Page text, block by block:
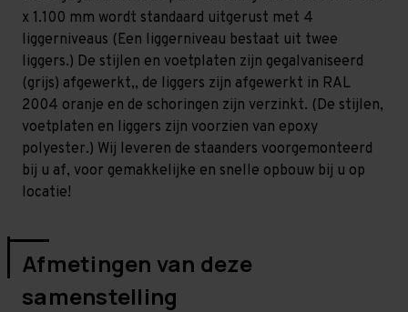
Zwaar
-
T80
Zwaar
-
T80
x 1.100 mm wordt standaard uitgerust met 4
liggerniveaus (Een liggerniveau bestaat uit twee
liggers.) De stijlen en voetplaten zijn gegalvaniseerd
(grijs) afgewerkt,, de liggers zijn afgewerkt in RAL
2004 oranje en de schoringen zijn verzinkt. (De stijlen,
voetplaten en liggers zijn voorzien van epoxy
polyester.) Wij leveren de staanders voorgemonteerd
bij u af, voor gemakkelijke en snelle opbouw bij u op
locatie!
Afmetingen van deze
samenstelling